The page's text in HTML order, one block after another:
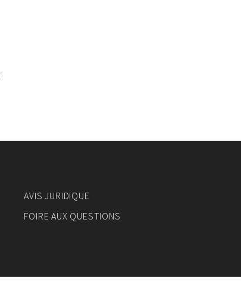
AVIS JURIDIQUE
FOIRE AUX QUESTIONS